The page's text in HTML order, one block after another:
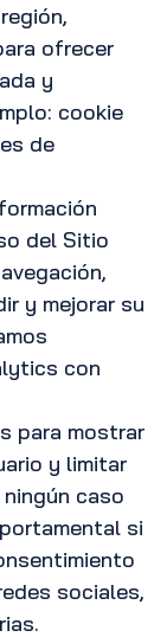
ofrecer
y
cookie
de
del Sitio
y mejorar su
con
para mostrar
y limitar
caso
si
sociales,